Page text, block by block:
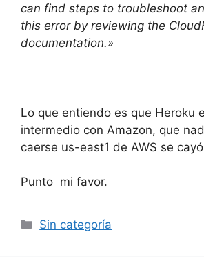
can find steps to troubleshoot
this error by reviewing the
documentation.»
Lo que entiendo es que Heroku
intermedio con Amazon, que
caerse us-east1 de AWS se
Punto mi favor.
Categorías
Sin categoría